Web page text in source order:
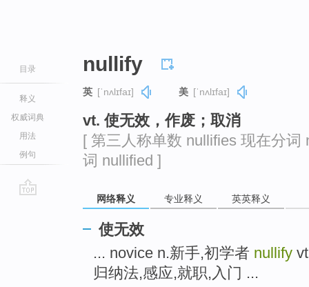
目录
释义
权威词典
用法
例句
nullify
英 [ˈnʌlɪfaɪ] 美 [ˈnʌlɪfaɪ]
vt. 使无效，作废；取消
[ 第三人称单数 nullifies 现在分
词 nullified ]
网络释义 专业释义 英英释义
使无效
... novice n.新手,初学者 nullify
归纳法,感应,就职,入门 ...